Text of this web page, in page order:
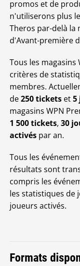
promos et de
n'utiliserons plus
Theros par-delà
d'Avant-première
Tous les
critères de
membres.
de250 tickets et5
magasins WPN
1 500 tickets, 30
activés par an.
Tous les
résultats sont
compris les
les statistiques de
joueurs activés.
Formats